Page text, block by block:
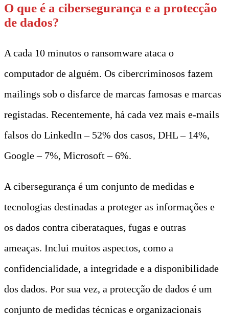
O que é a cibersegurança e a protecção
de dados?
A cada 10 minutos o ransomware ataca o
computador de alguém. Os cibercriminosos fazem
mailings sob o disfarce de marcas famosas e marcas
registadas. Recentemente, há cada vez mais e-mails
falsos do LinkedIn – 52% dos casos, DHL – 14%,
Google – 7%, Microsoft – 6%.
A cibersegurança é um conjunto de medidas e
tecnologias destinadas a proteger as informações e
os dados contra ciberataques, fugas e outras
ameaças. Inclui muitos aspectos, como a
confidencialidade, a integridade e a disponibilidade
dos dados. Por sua vez, a protecção de dados é um
conjunto de medidas técnicas e organizacionais